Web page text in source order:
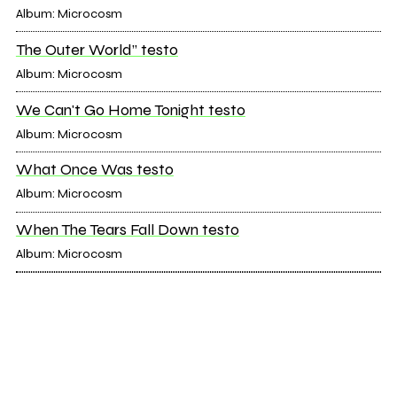
Album: Microcosm
The Outer World” testo
Album: Microcosm
We Can't Go Home Tonight testo
Album: Microcosm
What Once Was testo
Album: Microcosm
When The Tears Fall Down testo
Album: Microcosm